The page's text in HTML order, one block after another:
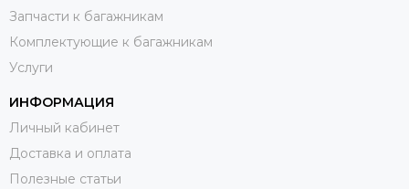
Запчасти к багажникам
Комплектующие к багажникам
Услуги
ИНФОРМАЦИЯ
Личный кабинет
Доставка и оплата
Полезные статьи